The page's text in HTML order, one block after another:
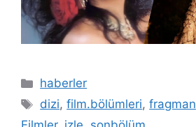
Kategoriler
haberler
Etiketler
dizi,film.bölümleri,fragman